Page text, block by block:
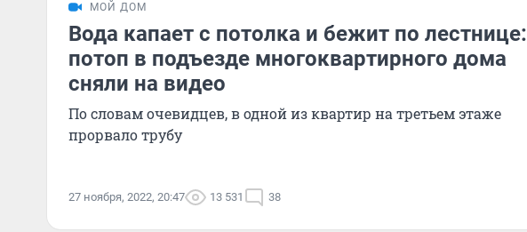
МОЙ ДОМ
Вода капает с потолка и бежит по лестнице:
потоп в подъезде многоквартирного дома
сняли на видео
По словам очевидцев, в одной из квартир на третьем этаже
прорвало трубу
27 ноября, 2022, 20:47 13 531 38